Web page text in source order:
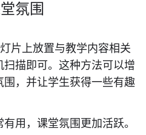
氛围
片上放置与教学内容相关
描即可。这种方法可以增
，并让学生获得一些有趣
用，课堂氛围更加活跃。